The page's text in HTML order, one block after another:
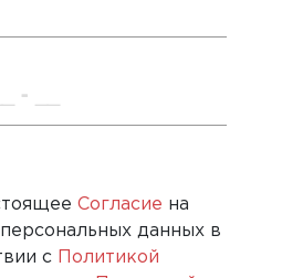
Согласие на
данных в
с
Политикой